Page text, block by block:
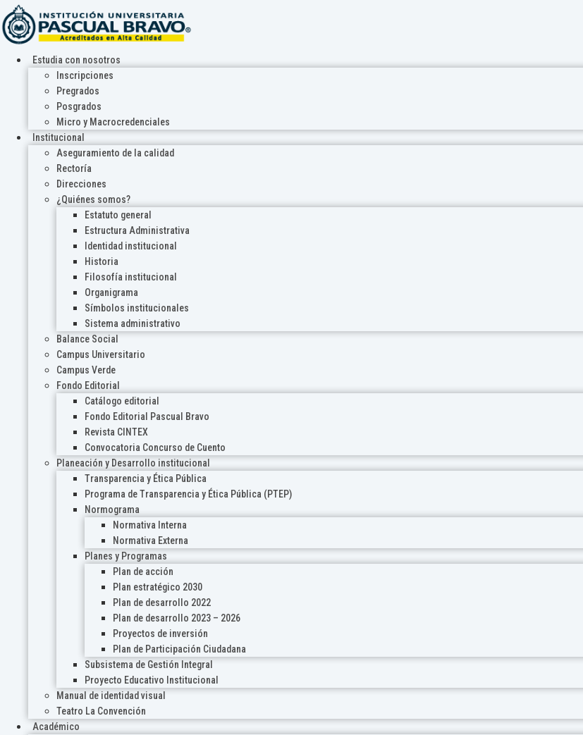
Estudia con nosotros
Inscripciones
Pregrados
Posgrados
Micro y Macrocredenciales
Institucional
Aseguramiento de la calidad
Rectoría
Direcciones
¿Quiénes somos?
Estatuto general
Estructura Administrativa
Identidad institucional
Historia
Filosofía institucional
Organigrama
Símbolos institucionales
Sistema administrativo
Balance Social
Campus Universitario
Campus Verde
Fondo Editorial
Catálogo editorial
Fondo Editorial Pascual Bravo
Revista CINTEX
Convocatoria Concurso de Cuento
Planeación y Desarrollo institucional
Transparencia y Ética Pública
Programa de Transparencia y Ética Pública (PTEP)
Normograma
Normativa Interna
Normativa Externa
Planes y Programas
Plan de acción
Plan estratégico 2030
Plan de desarrollo 2022
Plan de desarrollo 2023 – 2026
Proyectos de inversión
Plan de Participación Ciudadana
Subsistema de Gestión Integral
Proyecto Educativo Institucional
Manual de identidad visual
Teatro La Convención
Académico